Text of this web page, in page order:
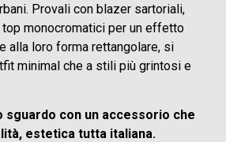
Provali con blazer sartoriali,
monocromatici per un effetto
alla loro forma rettangolare, si
minimal che a stili più grintosi e
sguardo con un accessorio che
estetica tutta italiana.